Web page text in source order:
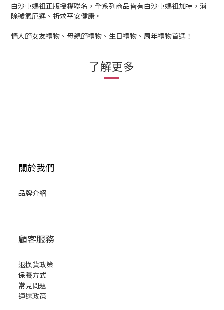
白沙屯媽祖正版授權聯名，全系列商品皆有白沙屯媽祖加持，消
除穢氣厄運、祈求平安健康。
情人節女友禮物、母親節禮物、生日禮物、周年禮物首選！
了解更多
關於我們
品牌介紹
顧客服務
退換貨政策
保養方式
常見問題
運送政策